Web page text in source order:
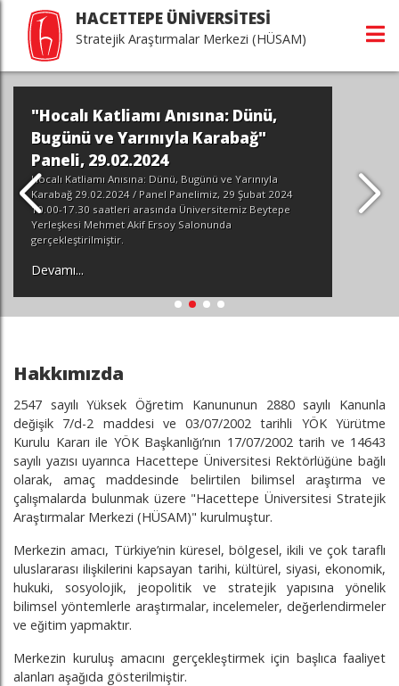
HACETTEPE ÜNİVERSİTESİ
Stratejik Araştırmalar Merkezi (HÜSAM)
"Hocalı Katliamı Anısına: Dünü,
Bugünü ve Yarınıyla Karabağ"
Paneli, 29.02.2024
Hocalı Katliamı Anısına: Dünü, Bugünü ve Yarınıyla
Karabağ 29.02.2024 / Panel Panelimiz, 29 Şubat 2024
10.00-17.30 saatleri arasında Üniversitemiz Beytepe
Yerleşkesi Mehmet Akif Ersoy Salonunda
gerçekleştirilmiştir.
Devamı...
Hakkımızda
2547 sayılı Yüksek Öğretim Kanununun 2880 sayılı Kanunla
değişik 7/d-2 maddesi ve 03/07/2002 tarihli YÖK Yürütme
Kurulu Kararı ile YÖK Başkanlığı’nın 17/07/2002 tarih ve 14643
sayılı yazısı uyarınca Hacettepe Üniversitesi Rektörlüğüne bağlı
olarak, amaç maddesinde belirtilen bilimsel araştırma ve
çalışmalarda bulunmak üzere "Hacettepe Üniversitesi Stratejik
Araştırmalar Merkezi (HÜSAM)" kurulmuştur.
Merkezin amacı, Türkiye’nin küresel, bölgesel, ikili ve çok taraflı
uluslararası ilişkilerini kapsayan tarihi, kültürel, siyasi, ekonomik,
hukuki, sosyolojik, jeopolitik ve stratejik yapısına yönelik
bilimsel yöntemlerle araştırmalar, incelemeler, değerlendirmeler
ve eğitim yapmaktır.
Merkezin kuruluş amacını gerçekleştirmek için başlıca faaliyet
alanları aşağıda gösterilmiştir.